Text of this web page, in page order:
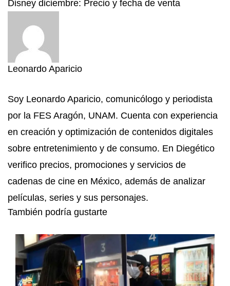
Disney diciembre: Precio y fecha de venta
Leonardo Aparicio
Soy Leonardo Aparicio, comunicólogo y periodista
por la FES Aragón, UNAM. Cuenta con experiencia
en creación y optimización de contenidos digitales
sobre entretenimiento y de consumo. En Diegético
verifico precios, promociones y servicios de
cadenas de cine en México, además de analizar
películas, series y sus personajes.
También podría gustarte